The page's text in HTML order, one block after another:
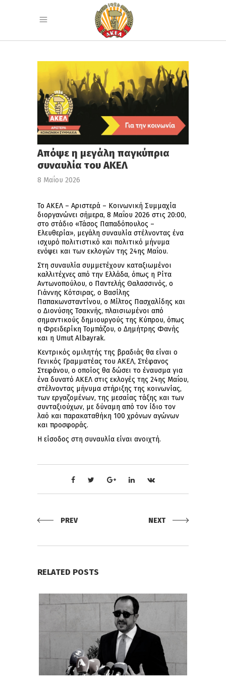
Απόψε η μεγάλη παγκύπρια
συναυλία του ΑΚΕΛ
8 Μαΐου 2026
Το ΑΚΕΛ – Αριστερά – Κοινωνική Συμμαχία
διοργανώνει σήμερα, 8 Μαΐου 2026 στις 20:00,
στο στάδιο «Τάσος Παπαδόπουλος –
Ελευθερία», μεγάλη συναυλία στέλνοντας ένα
ισχυρό πολιτιστικό και πολιτικό μήνυμα
ενόψει και των εκλογών της 24ης Μαΐου.
Στη συναυλία συμμετέχουν καταξιωμένοι
καλλιτέχνες από την Ελλάδα, όπως η Ρίτα
Αντωνοπούλου, ο Παντελής Θαλασσινός, ο
Γιάννης Κότσιρας, ο Βασίλης
Παπακωνσταντίνου, ο Μίλτος Πασχαλίδης και
ο Διονύσης Τσακνής, πλαισιωμένοι από
σημαντικούς δημιουργούς της Κύπρου, όπως
η Φρειδερίκη Τομπάζου, ο Δημήτρης Φανής
και η Umut Albayrak.
Κεντρικός ομιλητής της βραδιάς θα είναι ο
Γενικός Γραμματέας του ΑΚΕΛ, Στέφανος
Στεφάνου, ο οποίος θα δώσει το έναυσμα για
ένα δυνατό ΑΚΕΛ στις εκλογές της 24ης Μαΐου,
στέλνοντας μήνυμα στήριξης της κοινωνίας,
των εργαζομένων, της μεσαίας τάξης και των
συνταξιούχων, με δύναμη από τον ίδιο τον
λαό και παρακαταθήκη 100 χρόνων αγώνων
και προσφοράς.
Η είσοδος στη συναυλία είναι ανοιχτή.
PREV NEXT
RELATED POSTS